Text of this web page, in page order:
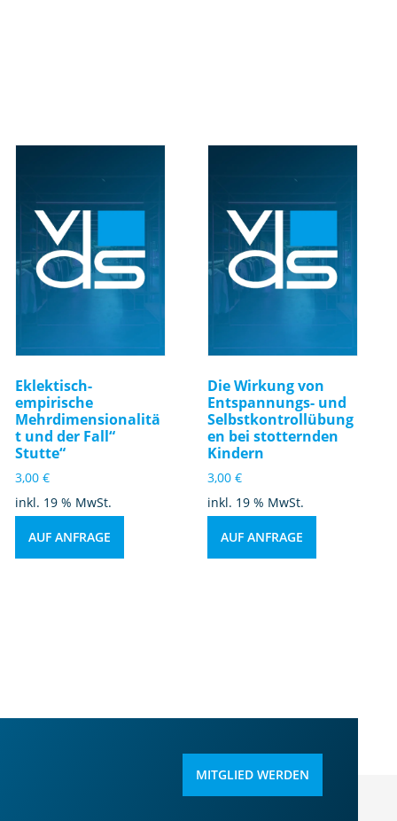
Eklektisch-
empirische
Mehrdimensionalitä
t und der Fall“
Stutte“
3,00€
inkl. 19 % MwSt.
AUF ANFRAGE
Die Wirkung von
Entspannungs- und
Selbstkontrollübung
en bei stotternden
Kindern
3,00€
inkl. 19 % MwSt.
AUF ANFRAGE
MITGLIED WERDEN